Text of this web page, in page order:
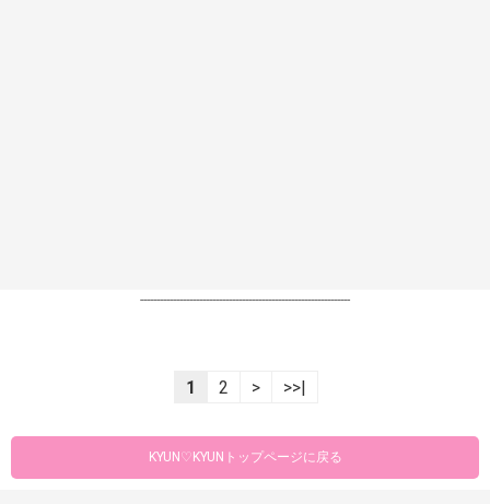
----------------------------------------------------------------
1 2 > >>|
KYUN♡KYUNトップページに戻る